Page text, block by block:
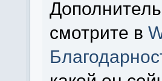
смотрите в